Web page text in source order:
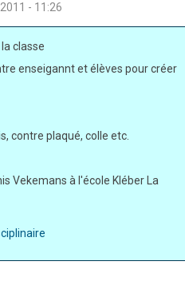
- 11:26
classe
enseigannt et élèves pour créer
contre plaqué, colle etc.
Vekemans à l'école Kléber La